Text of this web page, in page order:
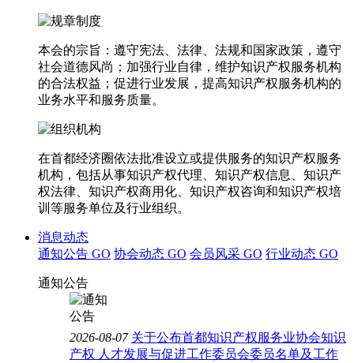
本会的宗旨：遵守宪法、法律、法规和国家政策，遵守
社会道德风尚；加强行业自律，维护知识产权服务机构
的合法权益；促进行业发展，提高知识产权服务机构的
业务水平和服务质量。
在首都经济圈依法批准设立或提供服务的知识产权服务
机构，包括从事知识产权代理、知识产权信息、知识产
权法律、知识产权商用化、知识产权咨询和知识产权培
训等服务单位及行业组织。
消息动态
通知公告 GO 协会动态 GO 会员风采 GO 行业动态 GO
通知公告
2026-08-07 关于公布首都知识产权服务业协会知识
产权 人才发展与促进工作委员会委员名单及工作